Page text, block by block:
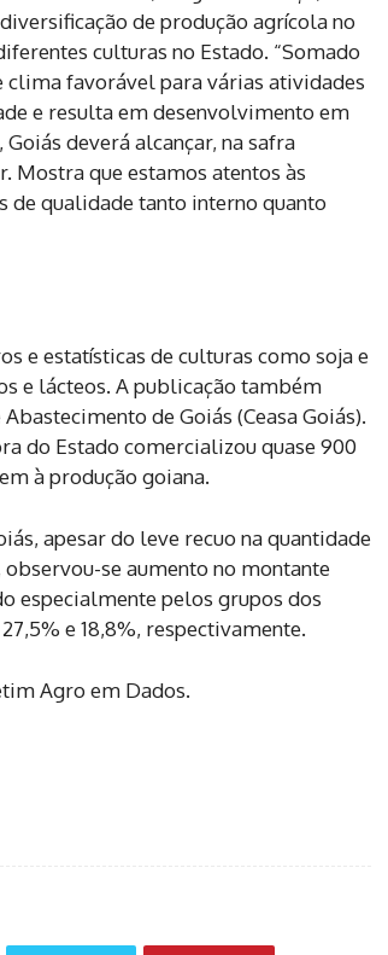
de produção agrícola no
culturas no Estado. “Somado
favorável para várias atividades
e resulta em desenvolvimento em
deverá alcançar, na safra
Mostra que estamos atentos às
de qualidade tanto interno quanto
e estatísticas de culturas como soja e
e lácteos. A publicação também
de Goiás (Ceasa Goiás).
do Estado comercializou quase 900
à produção goiana.
apesar do leve recuo na quantidade
se aumento no montante
especialmente pelos grupos dos
e 18,8%, respectivamente.
Agro em Dados.